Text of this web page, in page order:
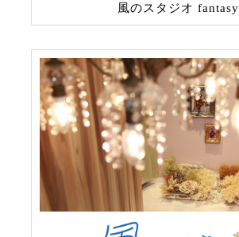
風のスタジオ fantasy